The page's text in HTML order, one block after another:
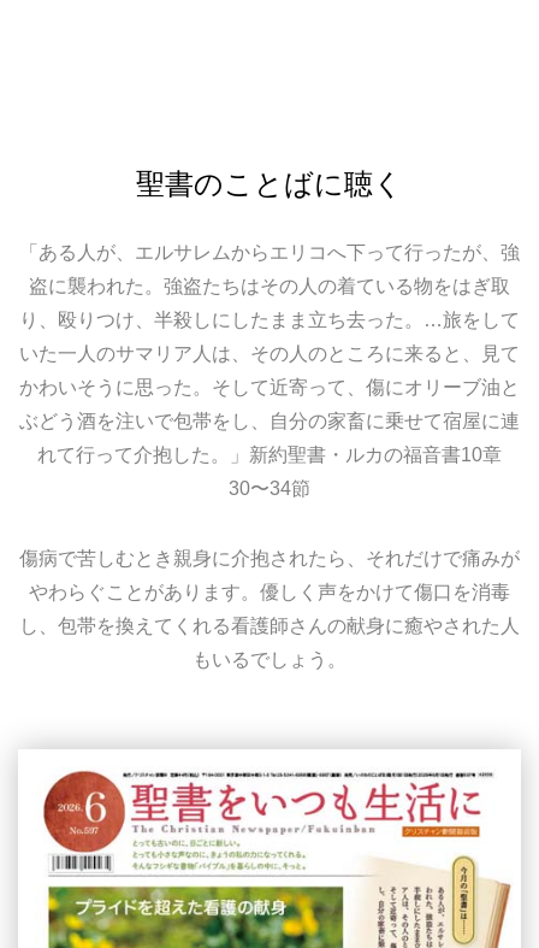
聖書のことばに聴く
「ある人が、エルサレムからエリコへ下って行ったが、強
盗に襲われた。強盗たちはその人の着ている物をはぎ取
り、殴りつけ、半殺しにしたまま立ち去った。…旅をして
いた一人のサマリア人は、その人のところに来ると、見て
かわいそうに思った。そして近寄って、傷にオリーブ油と
ぶどう酒を注いで包帯をし、自分の家畜に乗せて宿屋に連
れて行って介抱した。」新約聖書・ルカの福音書10章
30〜34節
傷病で苦しむとき親身に介抱されたら、それだけで痛みが
やわらぐことがあります。優しく声をかけて傷口を消毒
し、包帯を換えてくれる看護師さんの献身に癒やされた人
もいるでしょう。